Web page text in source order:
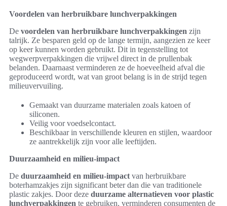
Voordelen van herbruikbare lunchverpakkingen
De voordelen van herbruikbare lunchverpakkingen zijn
talrijk. Ze besparen geld op de lange termijn, aangezien ze keer
op keer kunnen worden gebruikt. Dit in tegenstelling tot
wegwerpverpakkingen die vrijwel direct in de prullenbak
belanden. Daarnaast verminderen ze de hoeveelheid afval die
geproduceerd wordt, wat van groot belang is in de strijd tegen
milieuvervuiling.
Gemaakt van duurzame materialen zoals katoen of
siliconen.
Veilig voor voedselcontact.
Beschikbaar in verschillende kleuren en stijlen, waardoor
ze aantrekkelijk zijn voor alle leeftijden.
Duurzaamheid en milieu-impact
De duurzaamheid en milieu-impact van herbruikbare
boterhamzakjes zijn significant beter dan die van traditionele
plastic zakjes. Door deze duurzame alternatieven voor plastic
lunchverpakkingen te gebruiken, verminderen consumenten de